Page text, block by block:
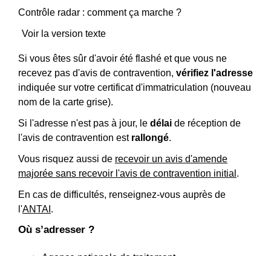
Contrôle radar : comment ça marche ?
Voir la version texte
Si vous êtes sûr d'avoir été flashé et que vous ne
recevez pas d'avis de contravention, vérifiez l'adresse
indiquée sur votre certificat d'immatriculation (nouveau
nom de la carte grise).
Si l'adresse n'est pas à jour, le délai de réception de
l'avis de contravention est rallongé.
Vous risquez aussi de recevoir un avis d'amende
majorée sans recevoir l'avis de contravention initial .
En cas de difficultés, renseignez-vous auprès de
l'ANTAI .
Où s’adresser ?